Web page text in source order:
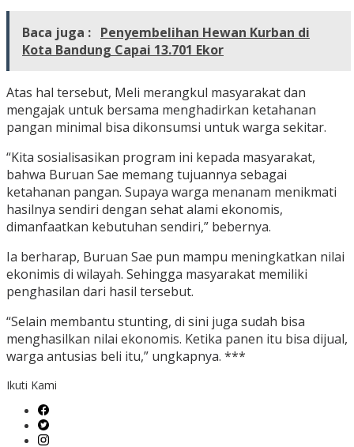
Baca juga : Penyembelihan Hewan Kurban di
Kota Bandung Capai 13.701 Ekor
Atas hal tersebut, Meli merangkul masyarakat dan
mengajak untuk bersama menghadirkan ketahanan
pangan minimal bisa dikonsumsi untuk warga sekitar.
“Kita sosialisasikan program ini kepada masyarakat,
bahwa Buruan Sae memang tujuannya sebagai
ketahanan pangan. Supaya warga menanam menikmati
hasilnya sendiri dengan sehat alami ekonomis,
dimanfaatkan kebutuhan sendiri,” bebernya.
Ia berharap, Buruan Sae pun mampu meningkatkan nilai
ekonimis di wilayah. Sehingga masyarakat memiliki
penghasilan dari hasil tersebut.
“Selain membantu stunting, di sini juga sudah bisa
menghasilkan nilai ekonomis. Ketika panen itu bisa dijual,
warga antusias beli itu,” ungkapnya. ***
Ikuti Kami